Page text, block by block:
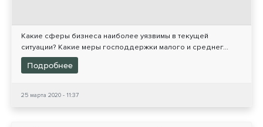
Какие сферы бизнеса наиболее уязвимы в текущей
ситуации? Какие меры господдержки малого и среднег...
Подробнее
25 марта 2020 - 11:37